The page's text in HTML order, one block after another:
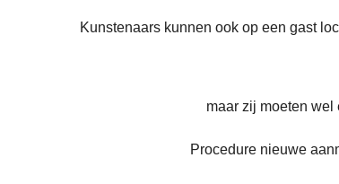
Kunstenaars kunnen ook op een gast
maar zij moeten
Procedure nieuwe